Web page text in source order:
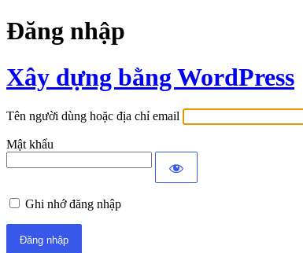
Đăng nhập
Xây dựng bằng WordPress
Tên người dùng hoặc địa chỉ email
Mật khẩu
Ghi nhớ đăng nhập